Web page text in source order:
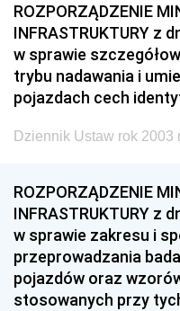
ROZPORZĄDZENIE
INFRASTRUKTURY z
w sprawie
trybu nadawania i
pojazdach cech
Dziennik Ustaw rok 2003
ROZPORZĄDZENIE
INFRASTRUKTURY z
w sprawie zakresu i
przeprowadzania
pojazdów oraz
stosowanych przy